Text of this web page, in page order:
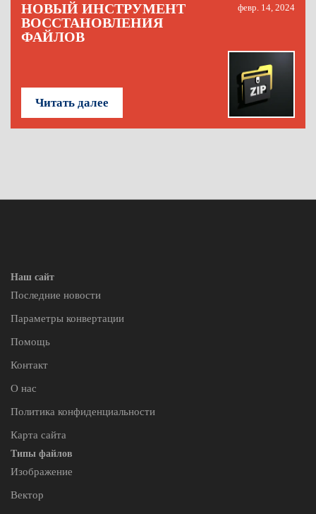
НОВЫЙ ИНСТРУМЕНТ
ВОССТАНОВЛЕНИЯ
ФАЙЛОВ
февр. 14, 2024
Читать далее
Наш сайт
Последние новости
Параметры конвертации
Помощь
Контакт
О нас
Политика конфиденциальности
Карта сайта
Типы файлов
Изображение
Вектор